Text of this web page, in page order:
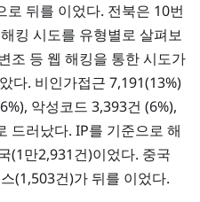
뒤를 이었다. 전북은 10번
킹 시도를 유형별로 살펴보
조 등 웹 해킹을 통한 시도가
다. 비인가접근 7,191(13%)
악성코드 3,393건 (6%),
드러났다. IP를 기준으로 해
(1만2,931건)이었다. 중국
(1,503건)가 뒤를 이었다.